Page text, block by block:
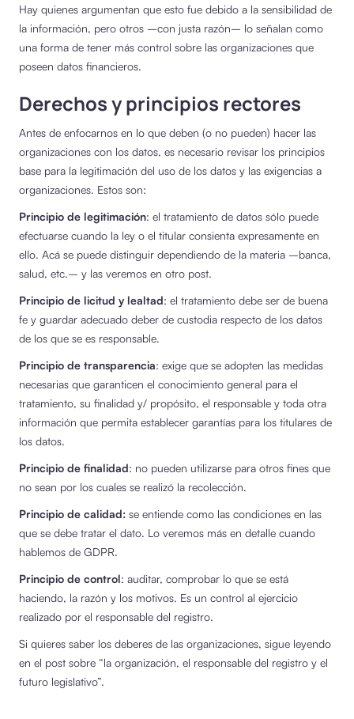
Hay quienes argumentan que esto fue debido a la sensibilidad de
la información, pero otros –con justa razón– lo señalan como
una forma de tener más control sobre las organizaciones que
poseen datos financieros.
Derechos y principios rectores
Antes de enfocarnos en lo que deben (o no pueden) hacer las
organizaciones con los datos, es necesario revisar los principios
base para la legitimación del uso de los datos y las exigencias a
organizaciones. Estos son:
Principio de legitimación: el tratamiento de datos sólo puede
efectuarse cuando la ley o el titular consienta expresamente en
ello. Acá se puede distinguir dependiendo de la materia –banca,
salud, etc.– y las veremos en otro post.
Principio de licitud y lealtad: el tratamiento debe ser de buena
fe y guardar adecuado deber de custodia respecto de los datos
de los que se es responsable.
Principio de transparencia: exige que se adopten las medidas
necesarias que garanticen el conocimiento general para el
tratamiento, su finalidad y/ propósito, el responsable y toda otra
información que permita establecer garantías para los titulares de
los datos.
Principio de finalidad: no pueden utilizarse para otros fines que
no sean por los cuales se realizó la recolección.
Principio de calidad: se entiende como las condiciones en las
que se debe tratar el dato. Lo veremos más en detalle cuando
hablemos de GDPR.
Principio de control: auditar, comprobar lo que se está
haciendo, la razón y los motivos. Es un control al ejercicio
realizado por el responsable del registro.
Si quieres saber los deberes de las organizaciones, sigue leyendo
en el post sobre “la organización, el responsable del registro y el
futuro legislativo”.